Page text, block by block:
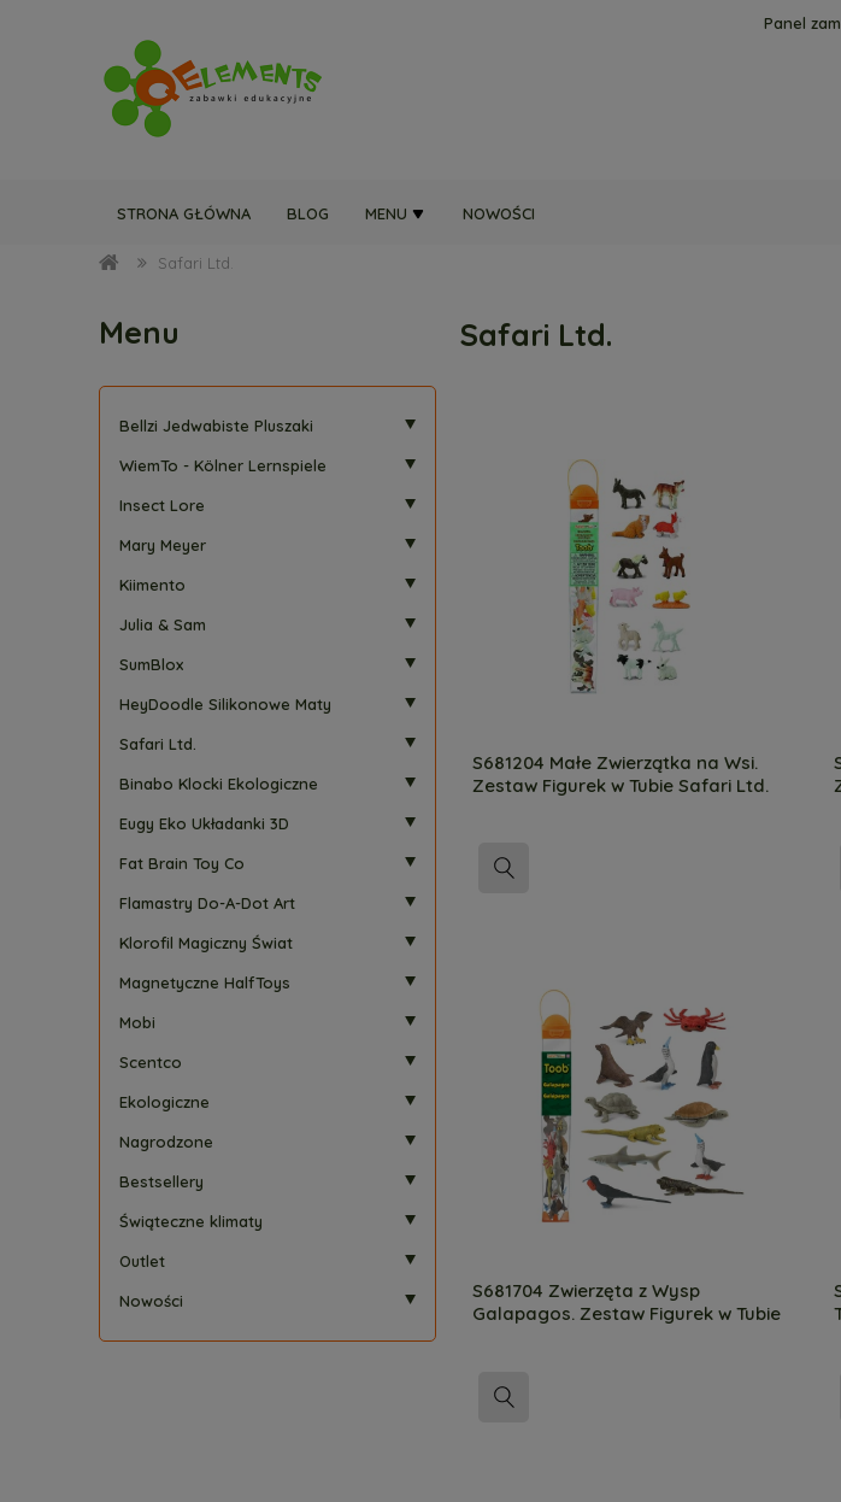
Panel
STRONA GŁÓWNA BLOG MENU NOWOŚCI
Safari Ltd.
Menu
Bellzi Jedwabiste Pluszaki
WiemTo - Kölner Lernspiele
Insect Lore
Mary Meyer
Kiimento
Julia & Sam
SumBlox
HeyDoodle Silikonowe Maty
Safari Ltd.
Binabo Klocki Ekologiczne
Eugy Eko Układanki 3D
Fat Brain Toy Co
Flamastry Do-A-Dot Art
Klorofil Magiczny Świat
Magnetyczne HalfToys
Mobi
Scentco
Ekologiczne
Nagrodzone
Bestsellery
Świąteczne klimaty
Outlet
Nowości
Safari Ltd.
S681204 Małe Zwierzątka na Wsi.
Zestaw Figurek w Tubie Safari Ltd.
S681704 Zwierzęta z Wysp
Galapagos. Zestaw Figurek w Tubie